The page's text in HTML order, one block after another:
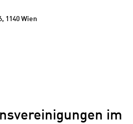
1140 Wien
im